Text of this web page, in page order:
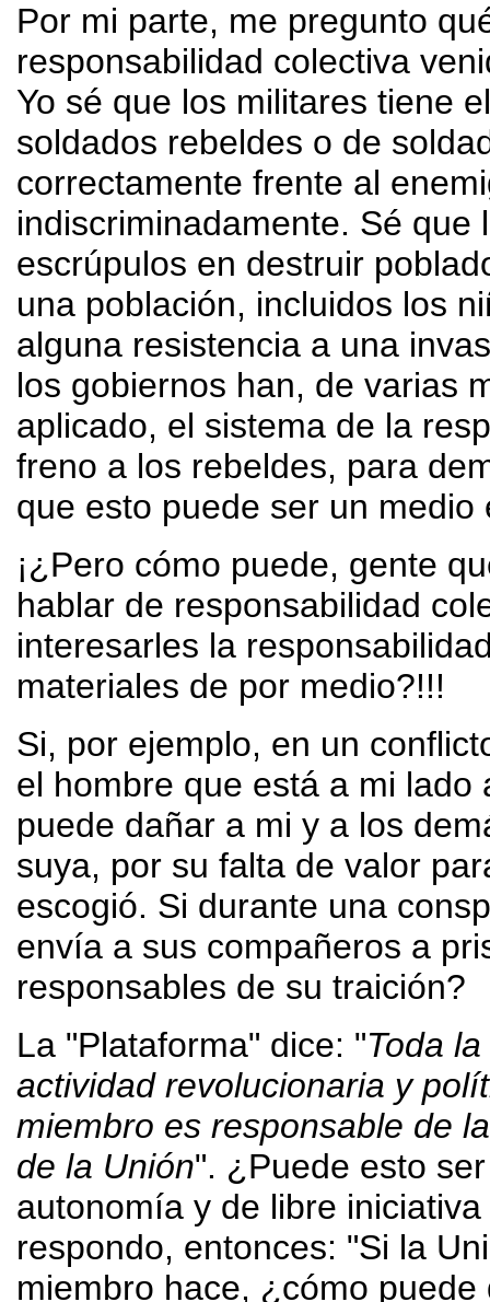
Por mi parte, me pregunto
responsabilidad colectiva
Yo sé que los militares tiene
soldados rebeldes o de
correctamente frente al
indiscriminadamente. Sé que
escrúpulos en destruir
una población, incluidos los
alguna resistencia a una
los gobiernos han, de varias
aplicado, el sistema de la
freno a los rebeldes, para
que esto puede ser un
¡¿Pero cómo puede, gente
hablar de responsabilidad
interesarles la
materiales de por medio?!!!
Si, por ejemplo, en un
el hombre que está a mi
puede dañar a mi y a los
suya, por su falta de valor
escogió. Si durante una
envía a sus compañeros a
responsables de su traición?
La "Plataforma" dice: "Toda
actividad revolucionaria y
miembro es responsable de
de la Unión". ¿Puede esto
autonomía y de libre
respondo, entonces: "Si la
miembro hace, ¿cómo